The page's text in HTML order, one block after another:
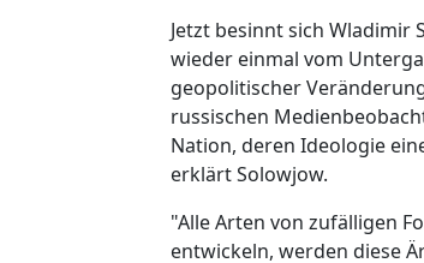
Jetzt besinnt sich Wladimir
wieder einmal vom
geopolitischer
russischen
Nation, deren Ideologie
erklärt Solowjow.
"Alle Arten von zufälligen
entwickeln, werden diese